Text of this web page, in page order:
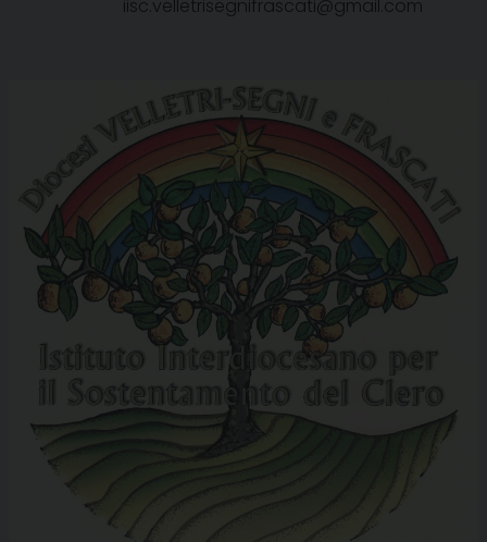
iisc.velletrisegnifrascati@gmail.com